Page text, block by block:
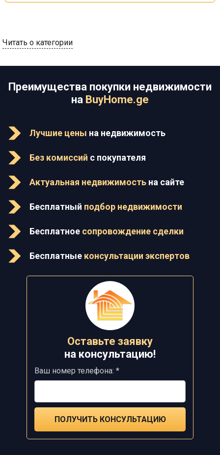
Читать о категории
Преимущества покупки недвижимости
на BuyHome.ge
Лучшие цены на недвижимость
Без комиссий с покупателя
Актуальная недвижимость на сайте
Бесплатный подбор недвижимости
Бесплатное сопровождение сделки
Бесплатные консультации экспертов
Оставьте заявку
на консультацию!
Ваш номер телефона: *
ПОЛУЧИТЬ КОНСУЛЬТАЦИЮ